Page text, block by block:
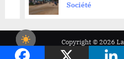
à Durba
Société
Copyright © 2026 La
Powered by
PressBook